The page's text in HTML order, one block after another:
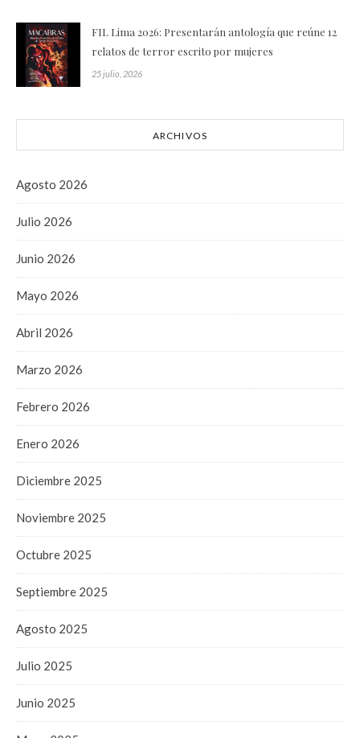
FIL Lima 2026: Presentarán antología que reúne 12
relatos de terror escrito por mujeres
25 julio, 2026
ARCHIVOS
Agosto 2026
Julio 2026
Junio 2026
Mayo 2026
Abril 2026
Marzo 2026
Febrero 2026
Enero 2026
Diciembre 2025
Noviembre 2025
Octubre 2025
Septiembre 2025
Agosto 2025
Julio 2025
Junio 2025